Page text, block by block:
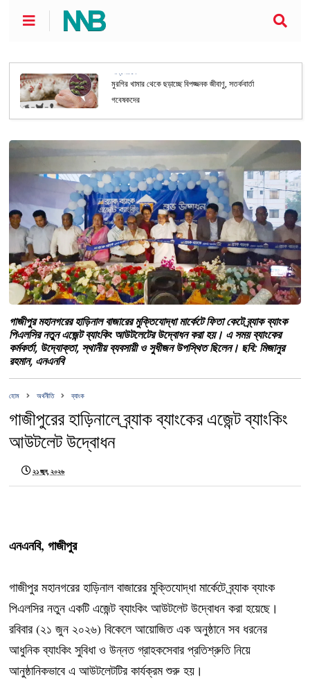
মুরগির খামার থেকে ছড়াচ্ছে বিপজ্জনক জীবাণু, সতর্কবার্তা
গবেষকদের
গাজীপুর মহানগরের হাড়িনাল বাজারের মুক্তিযোদ্ধা মার্কেটে ফিতা কেটে ব্র্যাক ব্যাংক
পিএলসির নতুন এজেন্ট ব্যাংকিং আউটলেটের উদ্বোধন করা হয়। এ সময় ব্যাংকের
কর্মকর্তা, উদ্যোক্তা, স্থানীয় ব্যবসায়ী ও সুধীজন উপস্থিত ছিলেন। ছবি: মিজানুর
রহমান, এনএনবি
হোম অর্থনীতি ব্যাংক
গাজীপুরের হাড়িনালে ব্র্যাক ব্যাংকের এজেন্ট ব্যাংকিং
আউটলেট উদ্বোধন
২১ জুন, ২০২৬
এনএনবি, গাজীপুর
গাজীপুর মহানগরের হাড়িনাল বাজারের মুক্তিযোদ্ধা মার্কেটে ব্র্যাক ব্যাংক
পিএলসির নতুন একটি এজেন্ট ব্যাংকিং আউটলেট উদ্বোধন করা হয়েছে।
রবিবার (২১ জুন ২০২৬) বিকেলে আয়োজিত এক অনুষ্ঠানে সব ধরনের
আধুনিক ব্যাংকিং সুবিধা ও উন্নত গ্রাহকসেবার প্রতিশ্রুতি নিয়ে
আনুষ্ঠানিকভাবে এ আউটলেটটির কার্যক্রম শুরু হয়।